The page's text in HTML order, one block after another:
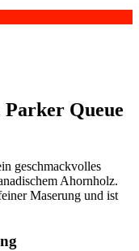
Parker Queue
geschmackvolles
Ahornholz.
Maserung und ist